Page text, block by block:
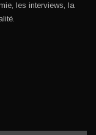
les interviews, la